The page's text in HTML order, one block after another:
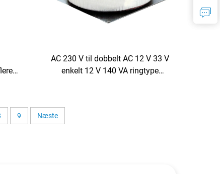
AC 230 V til dobbelt AC 12 V 33 V
enkelt 12 V 140 VA ringtype
9 Næste